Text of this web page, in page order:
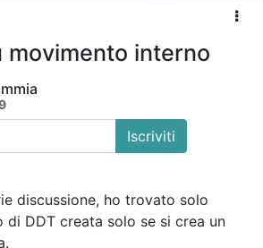
movimento interno
Iscriviti
discussione, ho trovato solo
di DDT creata solo se si crea un